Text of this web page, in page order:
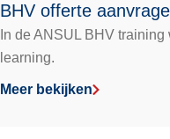
BHV offerte
In de ANSUL BHV
learning.
Meer bekijken